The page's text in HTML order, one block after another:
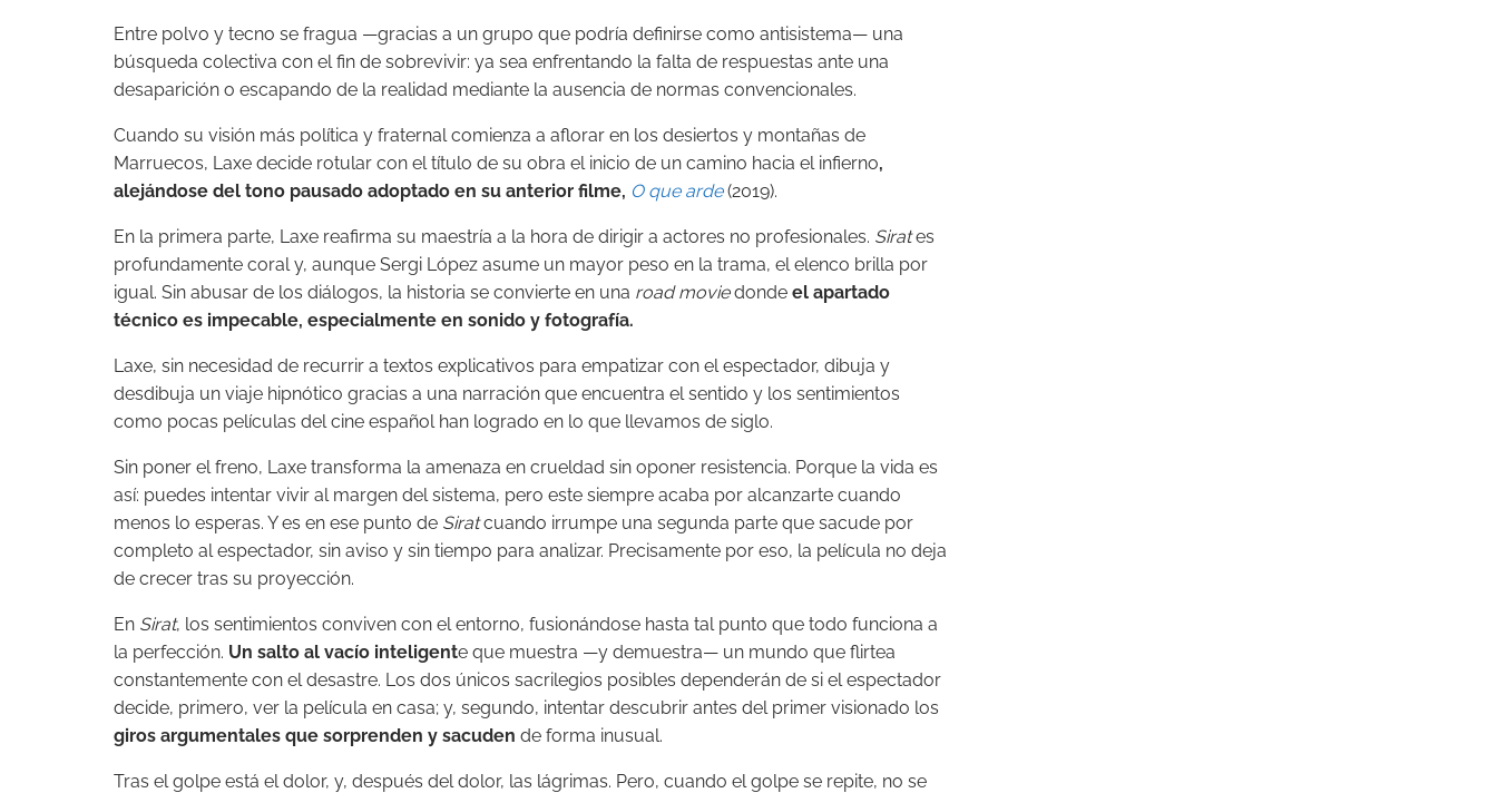
Entre polvo y tecno se fragua —gracias a un grupo que podría definirse como antisistema— una
búsqueda colectiva con el fin de sobrevivir: ya sea enfrentando la falta de respuestas ante una
desaparición o escapando de la realidad mediante la ausencia de normas convencionales.
Cuando su visión más política y fraternal comienza a aflorar en los desiertos y montañas de
Marruecos, Laxe decide rotular con el título de su obra el inicio de un camino hacia el infierno,
alejándose del tono pausado adoptado en su anterior filme, O que arde(2019).
En la primera parte, Laxe reafirma su maestría a la hora de dirigir a actores no profesionales. Sirates
profundamente coral y, aunque Sergi López asume un mayor peso en la trama, el elenco brilla por
igual. Sin abusar de los diálogos, la historia se convierte en una road moviedonde el apartado
técnico es impecable, especialmente en sonido y fotografía.
Laxe, sin necesidad de recurrir a textos explicativos para empatizar con el espectador, dibuja y
desdibuja un viaje hipnótico gracias a una narración que encuentra el sentido y los sentimientos
como pocas películas del cine español han logrado en lo que llevamos de siglo.
Sin poner el freno, Laxe transforma la amenaza en crueldad sin oponer resistencia. Porque la vida es
así: puedes intentar vivir al margen del sistema, pero este siempre acaba por alcanzarte cuando
menos lo esperas. Y es en ese punto de Siratcuando irrumpe una segunda parte que sacude por
completo al espectador, sin aviso y sin tiempo para analizar. Precisamente por eso, la película no deja
de crecer tras su proyección.
En Sirat, los sentimientos conviven con el entorno, fusionándose hasta tal punto que todo funciona a
la perfección. Un salto al vacío inteligente que muestra —y demuestra— un mundo que flirtea
constantemente con el desastre. Los dos únicos sacrilegios posibles dependerán de si el espectador
decide, primero, ver la película en casa; y, segundo, intentar descubrir antes del primer visionado los
giros argumentales que sorprenden y sacuden de forma inusual.
Tras el golpe está el dolor, y, después del dolor, las lágrimas. Pero, cuando el golpe se repite, no se